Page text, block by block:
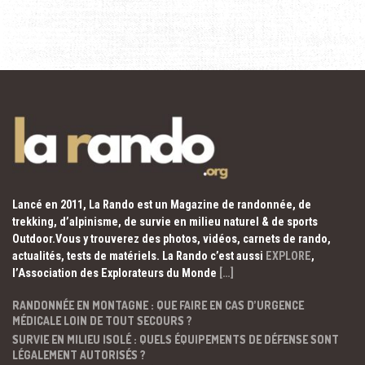
Lancé en 2011, La Rando est un Magazine de randonnée, de
trekking, d’alpinisme, de survie en milieu naturel & de sports
Outdoor.Vous y trouverez des photos, vidéos, carnets de rando,
actualités, tests de matériels. La Rando c’est aussi EXPLORE,
l’Association des Explorateurs du Monde […]
RANDONNÉE EN MONTAGNE : QUE FAIRE EN CAS D’URGENCE
MÉDICALE LOIN DE TOUT SECOURS ?
SURVIE EN MILIEU ISOLÉ : QUELS ÉQUIPEMENTS DE DÉFENSE SONT
LÉGALEMENT AUTORISÉS ?